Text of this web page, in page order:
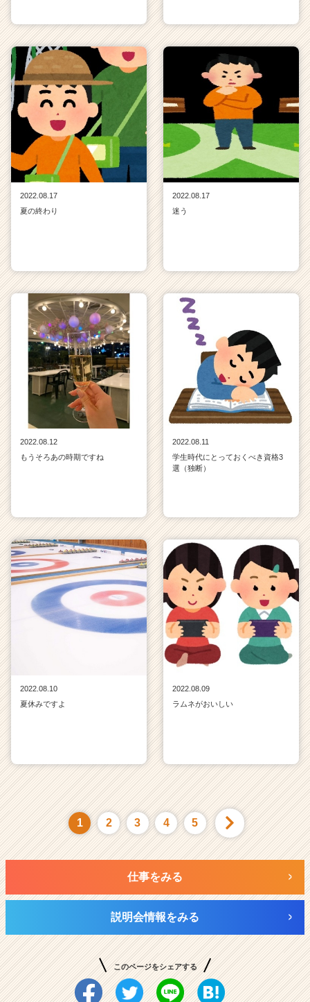
2022.08.17
夏の終わり
2022.08.17
迷う
2022.08.12
もうそろあの時期ですね
2022.08.11
学生時代にとっておくべき資格3
選（独断）
2022.08.10
夏休みですよ
2022.08.09
ラムネがおいしい
1 2 3 4 5
仕事をみる
説明会情報をみる
このページをシェアする